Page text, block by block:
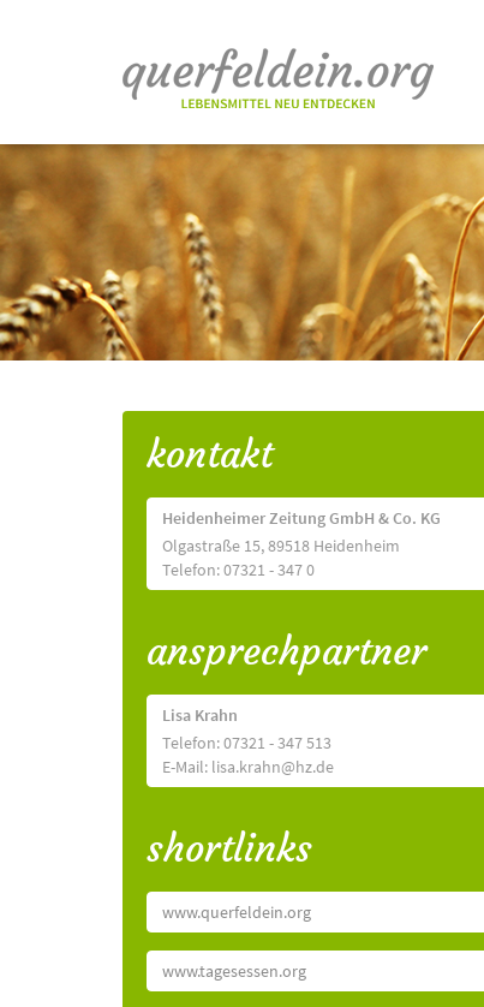
kontakt
Heidenheimer Zeitung GmbH & Co. KG
Olgastraße 15, 89518 Heidenheim
Telefon: 07321 - 347 0
ansprechpartner
Lisa Krahn
Telefon: 07321 - 347 513
E-Mail: lisa.krahn@hz.de
shortlinks
www.querfeldein.org
www.tagesessen.org